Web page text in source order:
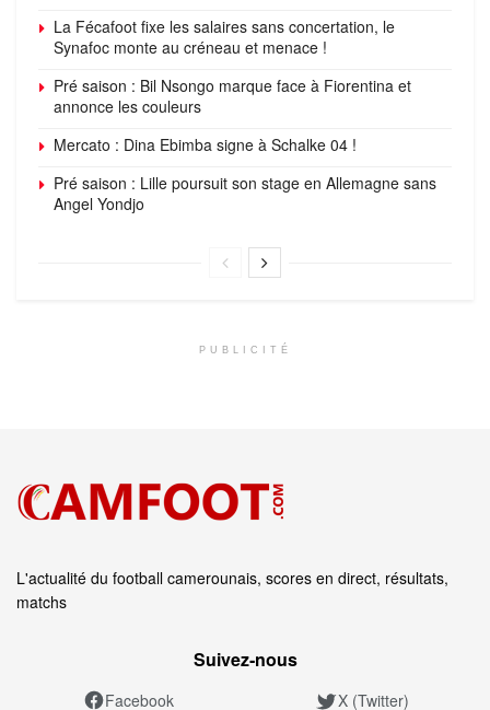
La Fécafoot fixe les salaires sans concertation, le
Synafoc monte au créneau et menace !
Pré saison : Bil Nsongo marque face à Fiorentina et
annonce les couleurs
Mercato : Dina Ebimba signe à Schalke 04 !
Pré saison : Lille poursuit son stage en Allemagne sans
Angel Yondjo
PUBLICITÉ
L'actualité du football camerounais, scores en direct, résultats,
matchs
Suivez‑nous
Facebook X (Twitter)